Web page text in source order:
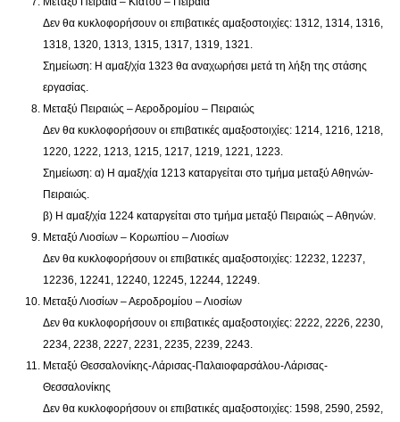
Δεν θα κυκλοφορήσουν οι επιβατικές αμαξοστοιχίες: 1312, 1314, 1316,
1318, 1320, 1313, 1315, 1317, 1319, 1321.
Σημείωση: Η αμαξ/χία 1323 θα αναχωρήσει μετά τη λήξη της στάσης
εργασίας.
Μεταξύ Πειραιώς – Αεροδρομίου – Πειραιώς
Δεν θα κυκλοφορήσουν οι επιβατικές αμαξοστοιχίες: 1214, 1216, 1218,
1220, 1222, 1213, 1215, 1217, 1219, 1221, 1223.
Σημείωση: α) Η αμαξ/χία 1213 καταργείται στο τμήμα μεταξύ Αθηνών-
Πειραιώς.
β) Η αμαξ/χία 1224 καταργείται στο τμήμα μεταξύ Πειραιώς – Αθηνών.
Μεταξύ Λιοσίων – Κορωπίου – Λιοσίων
Δεν θα κυκλοφορήσουν οι επιβατικές αμαξοστοιχίες: 12232, 12237,
12236, 12241, 12240, 12245, 12244, 12249.
Μεταξύ Λιοσίων – Αεροδρομίου – Λιοσίων
Δεν θα κυκλοφορήσουν οι επιβατικές αμαξοστοιχίες: 2222, 2226, 2230,
2234, 2238, 2227, 2231, 2235, 2239, 2243.
Μεταξύ Θεσσαλονίκης-Λάρισας-Παλαιοφαρσάλου-Λάρισας-
Θεσσαλονίκης
Δεν θα κυκλοφορήσουν οι επιβατικές αμαξοστοιχίες: 1598, 2590, 2592,